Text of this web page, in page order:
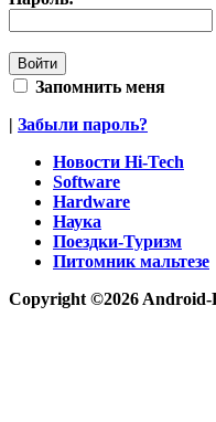
Запомнить меня
| Забыли пароль?
Новости Hi-Tech
Software
Hardware
Наука
Поездки-Туризм
Питомник мальтезе
Copyright ©2026 Android-